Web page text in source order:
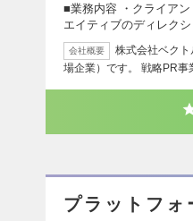
■業務内容 ・クライア
エイティブのディレク
会社概要
株式会社ベク
場企業）です。 戦略PR事
プラットフ